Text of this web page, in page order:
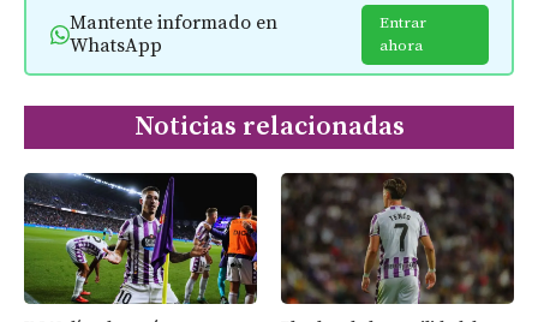
Mantente informado en
WhatsApp
Entrar
ahora
Noticias relacionadas